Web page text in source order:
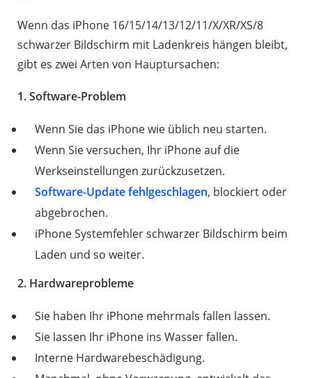
Wenn das iPhone 16/15/14/13/12/11/X/XR/XS/8
schwarzer Bildschirm mit Ladenkreis hängen bleibt,
gibt es zwei Arten von Hauptursachen:
1. Software-Problem
Wenn Sie das iPhone wie üblich neu starten.
Wenn Sie versuchen, Ihr iPhone auf die
Werkseinstellungen zurückzusetzen.
Software-Update fehlgeschlagen, blockiert oder
abgebrochen.
iPhone Systemfehler schwarzer Bildschirm beim
Laden und so weiter.
2. Hardwareprobleme
Sie haben Ihr iPhone mehrmals fallen lassen.
Sie lassen Ihr iPhone ins Wasser fallen.
Interne Hardwarebeschädigung.